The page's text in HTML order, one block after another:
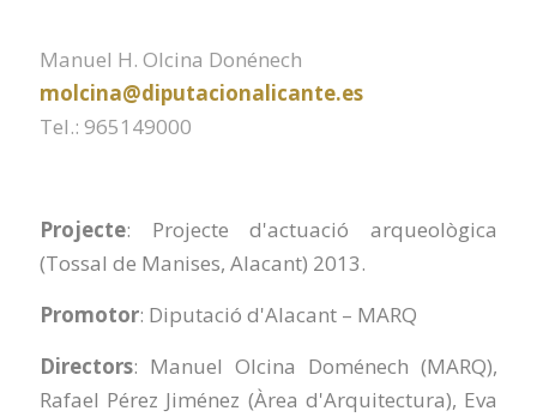
Manuel H. Olcina Donénech
molcina@diputacionalicante.es
Tel.: 965149000
Projecte: Projecte d'actuació arqueològica
(Tossal de Manises, Alacant) 2013.
Promotor: Diputació d'Alacant – MARQ
Directors: Manuel Olcina Doménech (MARQ),
Rafael Pérez Jiménez (Àrea d'Arquitectura), Eva